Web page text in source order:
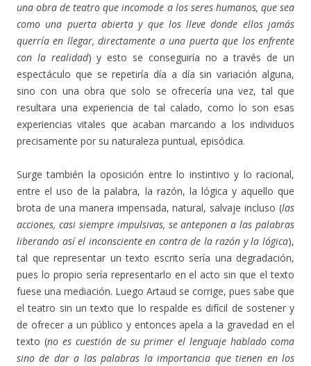
una obra de teatro que incomode a los seres humanos, que sea
como una puerta abierta y que los lleve donde ellos jamás
querría en llegar, directamente a una puerta que los enfrente
con la realidad) y esto se conseguiría no a través de un
espectáculo que se repetiría día a día sin variación alguna,
sino con una obra que solo se ofrecería una vez, tal que
resultara una experiencia de tal calado, como lo son esas
experiencias vitales que acaban marcando a los individuos
precisamente por su naturaleza puntual, episódica.
Surge también la oposición entre lo instintivo y lo racional,
entre el uso de la palabra, la razón, la lógica y aquello que
brota de una manera impensada, natural, salvaje incluso (las
acciones, casi siempre impulsivas, se anteponen a las palabras
liberando así el inconsciente en contra de la razón y la lógica),
tal que representar un texto escrito sería una degradación,
pues lo propio sería representarlo en el acto sin que el texto
fuese una mediación. Luego Artaud se corrige, pues sabe que
el teatro sin un texto que lo respalde es difícil de sostener y
de ofrecer a un público y entonces apela a la gravedad en el
texto (no es cuestión de su primer el lenguaje hablado coma
sino de dar a las palabras la importancia que tienen en los